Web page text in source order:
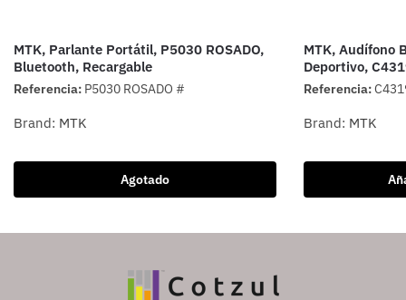
MTK, Parlante Portátil, P5030 ROSADO,
Bluetooth, Recargable
Referencia: P5030 ROSADO #
Brand: MTK
Agotado
MTK, Audífono
Deportivo,
Referencia:
Brand: MTK